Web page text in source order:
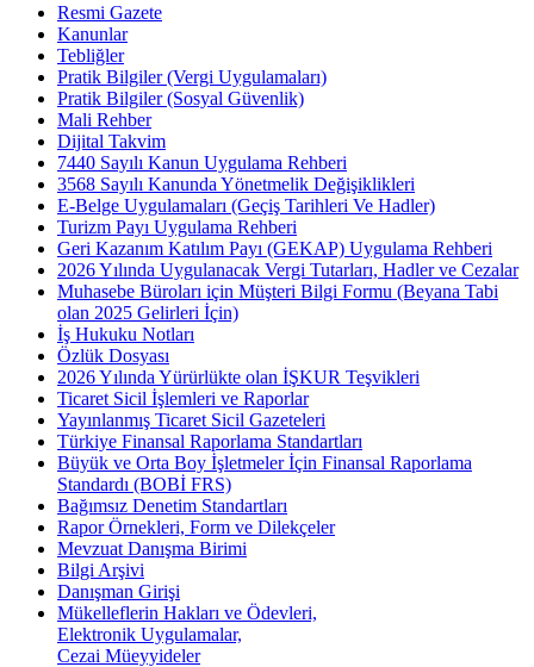
Resmi Gazete
Kanunlar
Tebliğler
Pratik Bilgiler (Vergi Uygulamaları)
Pratik Bilgiler (Sosyal Güvenlik)
Mali Rehber
Dijital Takvim
7440 Sayılı Kanun Uygulama Rehberi
3568 Sayılı Kanunda Yönetmelik Değişiklikleri
E-Belge Uygulamaları (Geçiş Tarihleri Ve Hadler)
Turizm Payı Uygulama Rehberi
Geri Kazanım Katılım Payı (GEKAP) Uygulama Rehberi
2026 Yılında Uygulanacak Vergi Tutarları, Hadler ve Cezalar
Muhasebe Büroları için Müşteri Bilgi Formu (Beyana Tabi
olan 2025 Gelirleri İçin)
İş Hukuku Notları
Özlük Dosyası
2026 Yılında Yürürlükte olan İŞKUR Teşvikleri
Ticaret Sicil İşlemleri ve Raporlar
Yayınlanmış Ticaret Sicil Gazeteleri
Türkiye Finansal Raporlama Standartları
Büyük ve Orta Boy İşletmeler İçin Finansal Raporlama
Standardı (BOBİ FRS)
Bağımsız Denetim Standartları
Rapor Örnekleri, Form ve Dilekçeler
Mevzuat Danışma Birimi
Bilgi Arşivi
Danışman Girişi
Mükelleflerin Hakları ve Ödevleri,
Elektronik Uygulamalar,
Cezai Müeyyideler